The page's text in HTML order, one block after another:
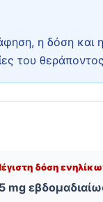
η δόση και η
του
δόση
mg